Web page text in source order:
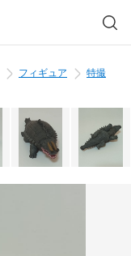
フィギュア
特撮